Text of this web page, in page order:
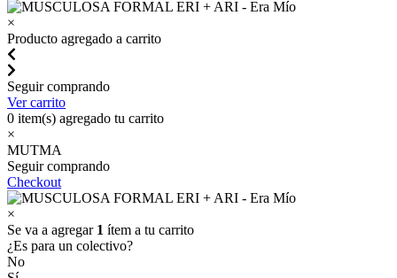
×
Producto agregado a carrito
Seguir comprando
Ver carrito
0 item(s) agregado tu carrito
×
MUTMA
Seguir comprando
Checkout
×
Se va a agregar 1 ítem a tu carrito
¿Es para un colectivo?
No